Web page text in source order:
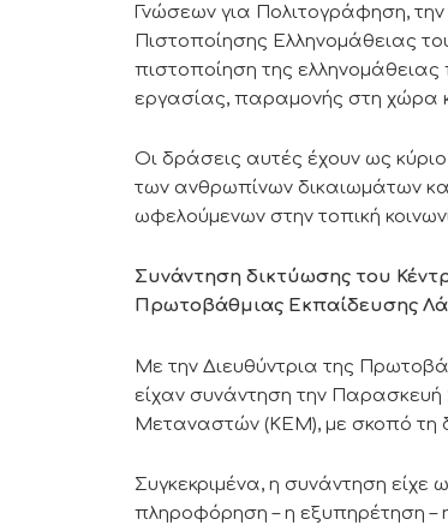
Γνώσεων για Πολιτογράφηση,
Πιστοποίησης Ελληνομάθειας
πιστοποίηση της
εργασίας, παραμονής στη χώρα
Οι δράσεις αυτές έχουν ως
των ανθρωπίνων δικαιωμάτων
ωφελούμενων στην τοπική
Συνάντηση δικτύωσης του
Πρωτοβάθμιας Εκπαίδευσης
Με την Διευθύντρια της
είχαν συνάντηση την Παρασκευή
Μεταναστών (ΚΕΜ), με σκοπό τη
Συγκεκριμένα, η συνάντηση
πληροφόρηση – η εξυπηρέτηση –